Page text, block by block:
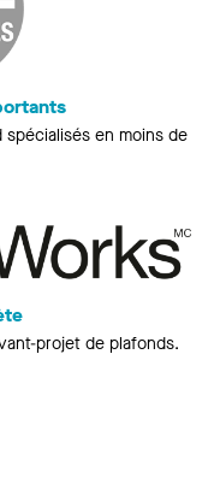
spécialisés en moins de
projet de plafonds.